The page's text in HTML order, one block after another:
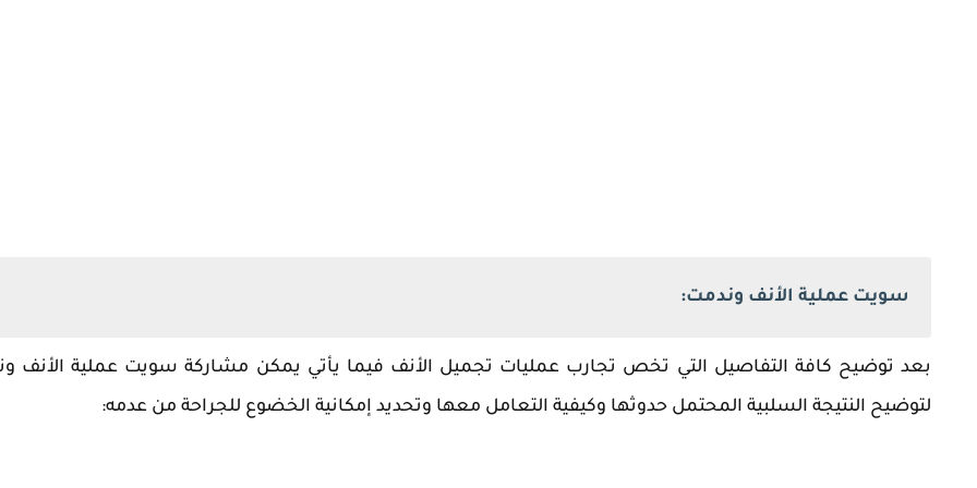
سويت عملية الأنف وندمت:
‏بعد توضيح كافة التفاصيل التي تخص تجارب عمليات تجميل الأنف فيما يأتي يمكن مشاركة سويت عملية الأنف
لتوضيح النتيجة السلبية المحتمل حدوثها وكيفية التعامل معها وتحديد إمكانية الخضوع للجراحة من عدمه: